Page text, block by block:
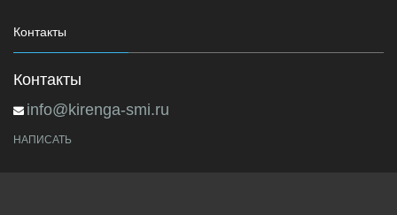
Контакты
Контакты
info@kirenga-smi.ru
НАПИСАТЬ